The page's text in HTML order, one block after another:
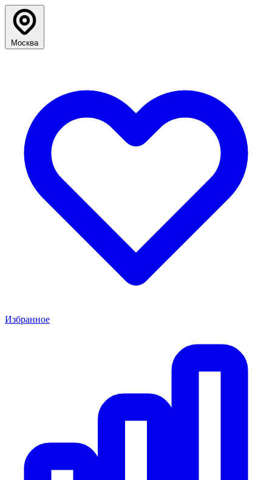
Москва
Избранное